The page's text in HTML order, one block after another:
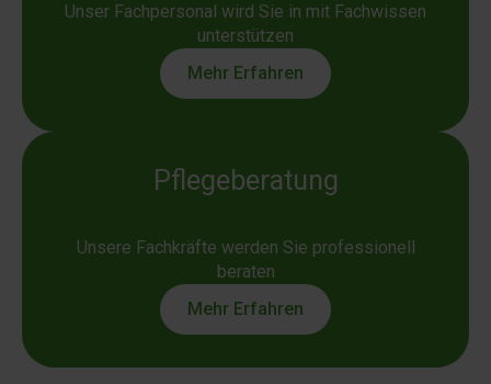
Unser Fachpersonal wird Sie in mit Fachwissen
unterstützen
Mehr Erfahren
Pflegeberatung
Unsere Fachkräfte werden Sie professionell
beraten
Mehr Erfahren